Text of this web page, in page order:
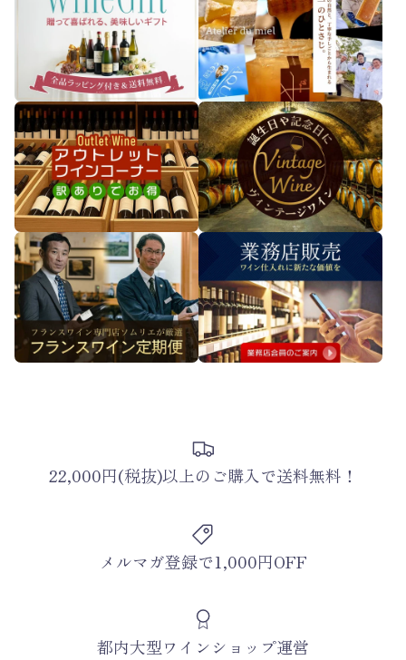
22,000円(税抜)以上のご購入で送料無料！
メルマガ登録で1,000円OFF
都内大型ワインショップ運営